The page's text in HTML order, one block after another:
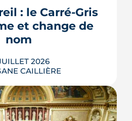
un contrat spécifique
: le Carré-Gris
et change de
nom
2026
CAILLIÈRE